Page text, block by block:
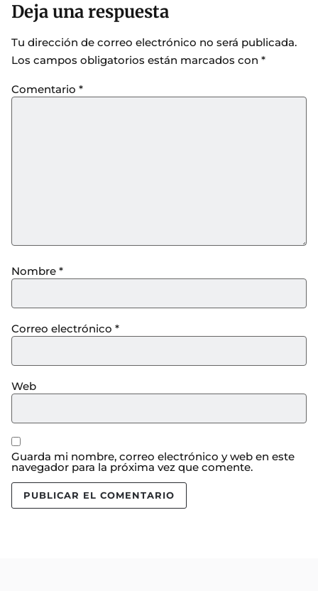
Deja una respuesta
Tu dirección de correo electrónico no será publicada.
Los campos obligatorios están marcados con *
Comentario *
Nombre *
Correo electrónico *
Web
Guarda mi nombre, correo electrónico y web en este
navegador para la próxima vez que comente.